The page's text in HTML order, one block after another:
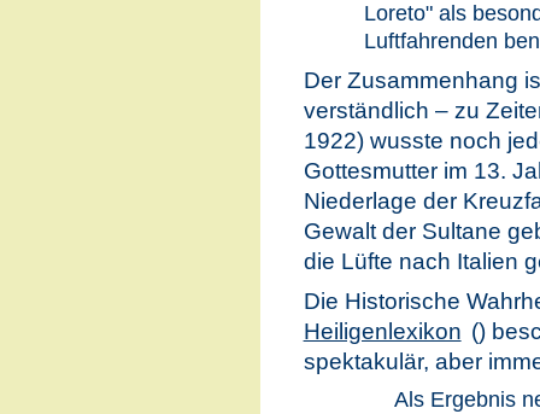
Loreto" als
Luftfahrenden
Der Zusammenhang
verständlich – zu
1922) wusste noch
Gottesmutter im 13.
Niederlage der
Gewalt der Sultane
die Lüfte nach Italien
Die Historische
Heiligenlexikon ()
spektakulär, aber
Als Ergebnis